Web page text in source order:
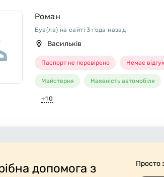
Роман
Був(ла) на сайті 3 года назад
Васильків
Паспорт не перевірено Немає
Майстерня Наявність автомобіля
+10
допомога з
Просто